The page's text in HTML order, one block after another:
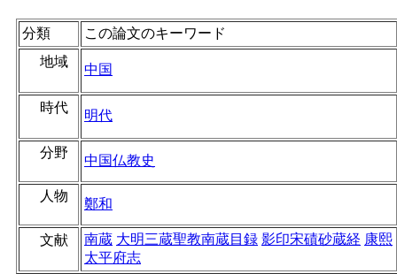
分類
この論文のキーワード
地域
中国
時代
明代
分野
中国仏教史
人物
鄭和
文献 南蔵 大明三蔵聖教南蔵目録 影印宋磧砂蔵経 康熙
太平府志